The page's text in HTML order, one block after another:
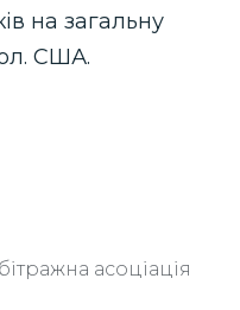
на загальну
США.
асоціація